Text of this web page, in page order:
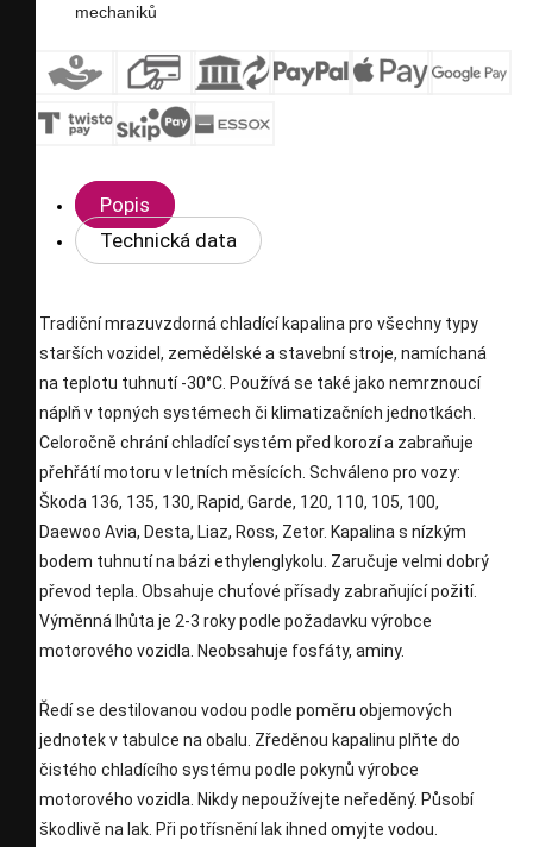
mechaniků
Popis
Technická data
Tradiční mrazuvzdorná chladící kapalina pro všechny typy
starších vozidel, zemědělské a stavební stroje, namíchaná
na teplotu tuhnutí -30°C. Používá se také jako nemrznoucí
náplň v topných systémech či klimatizačních jednotkách.
Celoročně chrání chladící systém před korozí a zabraňuje
přehřátí motoru v letních měsících. Schváleno pro vozy:
Škoda 136, 135, 130, Rapid, Garde, 120, 110, 105, 100,
Daewoo Avia, Desta, Liaz, Ross, Zetor. Kapalina s nízkým
bodem tuhnutí na bázi ethylenglykolu. Zaručuje velmi dobrý
převod tepla. Obsahuje chuťové přísady zabraňující požití.
Výměnná lhůta je 2-3 roky podle požadavku výrobce
motorového vozidla. Neobsahuje fosfáty, aminy.
Ředí se destilovanou vodou podle poměru objemových
jednotek v tabulce na obalu. Zředěnou kapalinu plňte do
čistého chladícího systému podle pokynů výrobce
motorového vozidla. Nikdy nepoužívejte neředěný. Působí
škodlivě na lak. Při potřísnění lak ihned omyjte vodou.